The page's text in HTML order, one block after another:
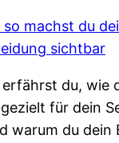
du, wie
für dein
warum du dein